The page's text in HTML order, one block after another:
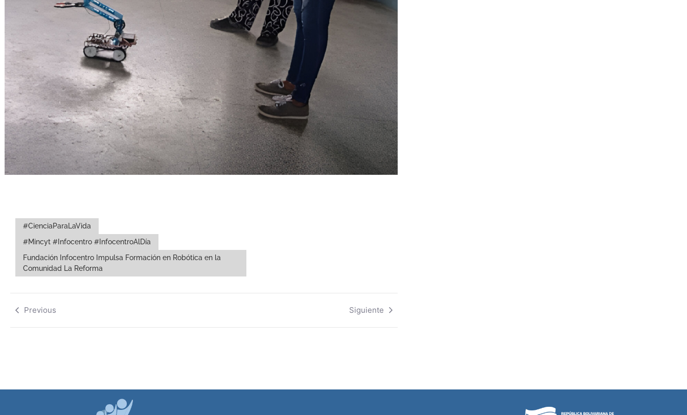
#CienciaParaLaVida
#Mincyt #Infocentro #InfocentroAlDía
Fundación Infocentro Impulsa Formación en Robótica en la
Comunidad La Reforma
Previous Siguiente